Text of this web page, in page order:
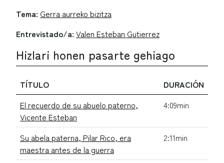
Tema: Gerra aurreko bizitza
Entrevistado/a: Valen Esteban Gutierrez
Hizlari honen pasarte gehiago
TÍTULO
DURACIÓN
El recuerdo de su abuelo paterno,
Vicente Esteban
4:09min
Su abela paterna, Pilar Rico, era
maestra antes de la guerra
2:11min